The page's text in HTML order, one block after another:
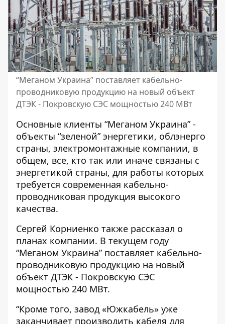
“Меганом Украина” поставляет кабельно-
проводниковую продукцию на новый объект
ДТЭК - Покровскую СЭС мощностью 240 МВт
Основные клиенты “Меганом Украина” -
объекты “зеленой” энергетики, облэнерго
страны, электромонтажные компании, в
общем, все, кто так или иначе связаны с
энергетикой страны, для работы которых
требуется современная кабельно-
проводниковая продукция высокого
качества.
Сергей Корниенко также рассказал о
планах компании. В текущем году
“Меганом Украина” поставляет кабельно-
проводниковую продукцию на новый
объект ДТЭК - Покровскую СЭС
мощностью 240 МВт.
“Кроме того, завод «Южкабель» уже
заканчивает производить кабеля для